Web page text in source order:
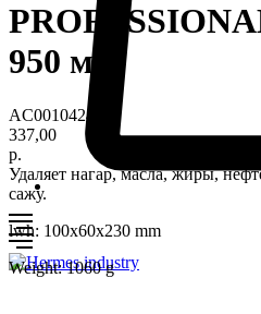
950 мл
AC0010424
337,00
р.
Удаляет нагар, масла, жиры,
сажу.
lwh: 100x60x230 mm
Weight: 1060 g